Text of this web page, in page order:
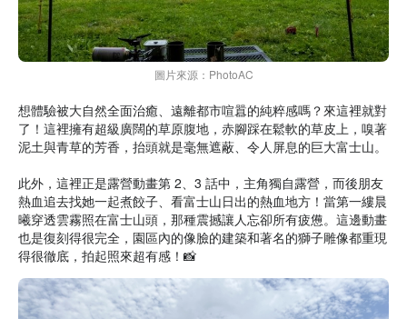
圖片來源：PhotoAC
想體驗被大自然全面治癒、遠離都市喧囂的純粹感嗎？來這裡就對
了！這裡擁有超級廣闊的草原腹地，赤腳踩在鬆軟的草皮上，嗅著
泥土與青草的芳香，抬頭就是毫無遮蔽、令人屏息的巨大富士山。
此外，這裡正是露營動畫第 2、3 話中，主角獨自露營，而後朋友
熱血追去找她一起煮餃子、看富士山日出的熱血地方！當第一縷晨
曦穿透雲霧照在富士山頭，那種震撼讓人忘卻所有疲憊。這邊動畫
也是復刻得很完全，園區內的像臉的建築和著名的獅子雕像都重現
得很徹底，拍起照來超有感！📸